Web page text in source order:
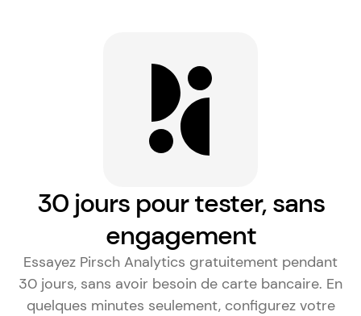
30 jours pour tester, sans
engagement
Essayez Pirsch Analytics gratuitement pendant
30 jours, sans avoir besoin de carte bancaire. En
quelques minutes seulement, configurez votre